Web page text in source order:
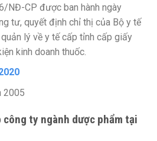
NĐ-CP được ban hành ngày
tư, quyết định chỉ thị của Bộ y tế
lý về y tế cấp tỉnh cấp giấy
kinh doanh thuốc.
2005
ty ngành dược phẩm tại